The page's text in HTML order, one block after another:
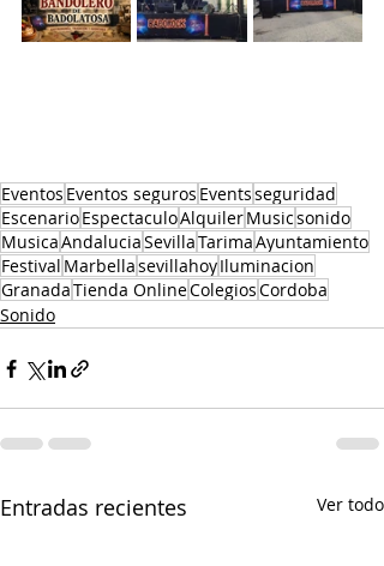
Eventos Eventos seguros Eventsseguridad
EscenarioEspectaculoAlquilerMusicsonido
MusicaAndaluciaSevillaTarimaAyuntamiento
Festival MarbellasevillahoyIluminacion
GranadaTienda OnlineColegiosCordoba
Sonido
Entradas recientes Ver todo